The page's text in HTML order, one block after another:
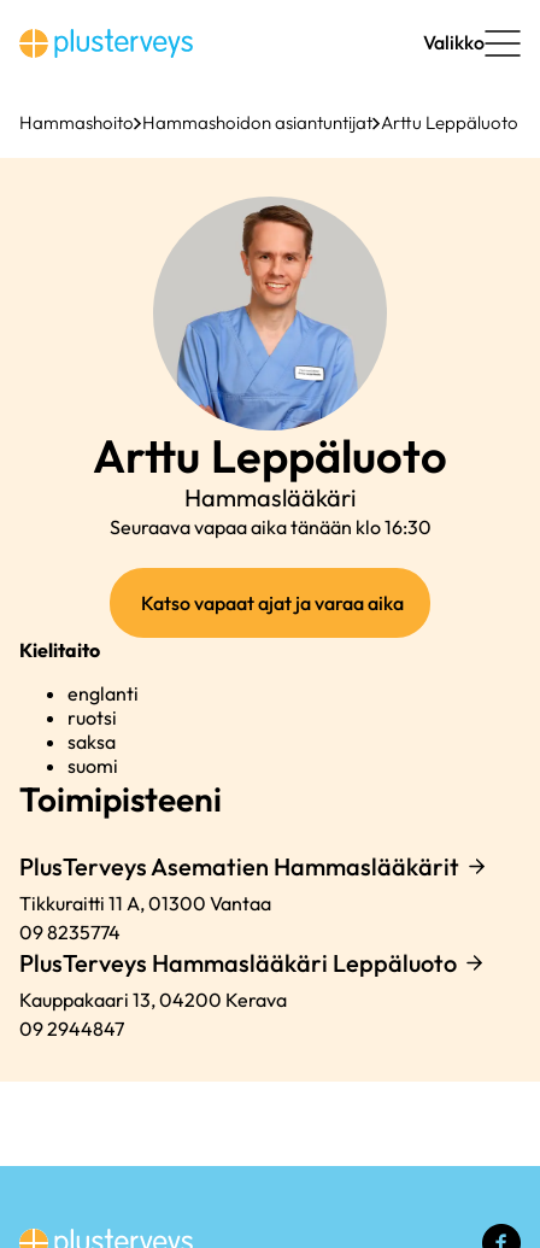
sisältöön
Valikko
Hammashoito Hammashoidon asiantuntijat Arttu Leppäluoto
Arttu Leppäluoto
Hammaslääkäri
Seuraava vapaa aika tänään klo 16:30
Katso vapaat ajat ja varaa aika(ulkoinen
linkki)
Kielitaito
englanti
ruotsi
saksa
suomi
Toimipisteeni
PlusTerveys Asematien Hammaslääkärit
Tikkuraitti 11 A,01300 Vantaa
09 8235774
PlusTerveys Hammaslääkäri Leppäluoto
Kauppakaari 13,04200 Kerava
09 2944847